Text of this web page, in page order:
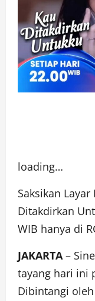
loading…
Saksikan
Ditakdirkan
WIB hanya di
JAKARTA–
tayang hari ini
Dibintangi